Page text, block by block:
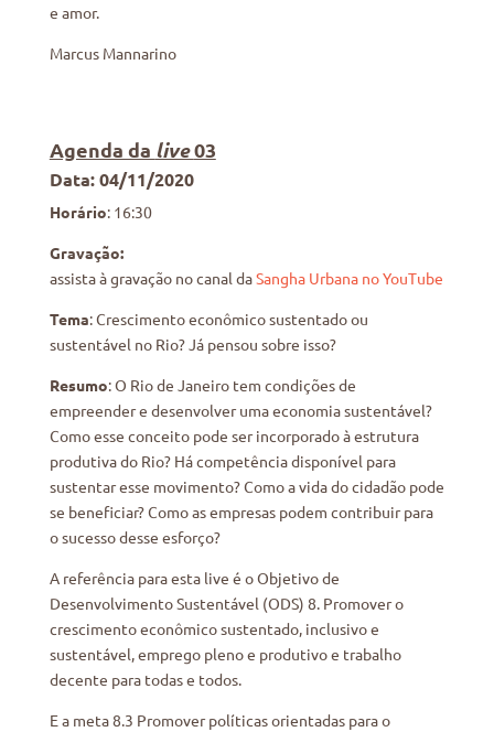
e amor.
Marcus Mannarino
Agenda da live03
Data: 04/11/2020
Horário: 16:30
Gravação:
assista à gravação no canal daSangha Urbana no YouTube
Tema: Crescimento econômico sustentado ou
sustentável no Rio? Já pensou sobre isso?
Resumo: O Rio de Janeiro tem condições de
empreender e desenvolver uma economia sustentável?
Como esse conceito pode ser incorporado à estrutura
produtiva do Rio? Há competência disponível para
sustentar esse movimento? Como a vida do cidadão pode
se beneficiar? Como as empresas podem contribuir para
o sucesso desse esforço?
A referência para esta live é o Objetivo de
Desenvolvimento Sustentável (ODS) 8. Promover o
crescimento econômico sustentado, inclusivo e
sustentável, emprego pleno e produtivo e trabalho
decente para todas e todos.
E a meta 8.3 Promover políticas orientadas para o